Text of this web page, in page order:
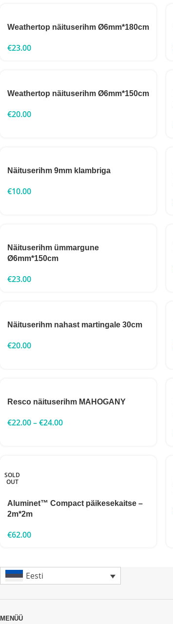
Weathertop näituserihm Ø6mm*180cm
€23.00
Weathertop näituserihm Ø6mm*150cm
€20.00
Näituserihm 9mm klambriga
€10.00
Näituserihm ümmargune
Ø6mm*150cm
€23.00
Näituserihm nahast martingale 30cm
€20.00
Resco näituserihm MAHOGANY
€22.00–€24.00
SOLD
OUT
Aluminet™ Compact päikesekaitse –
2m*2m
€62.00
Eesti
MENÜÜ